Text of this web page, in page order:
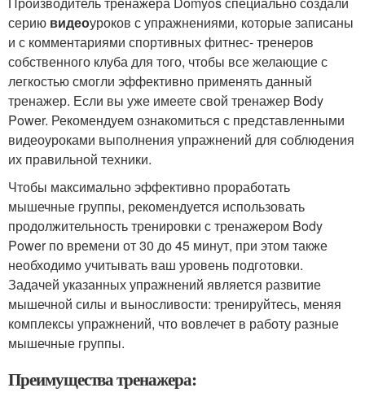
серию видеоуроков с упражнениями, которые записаны
и с комментариями спортивных фитнес- тренеров
собственного клуба для того, чтобы все желающие с
легкостью смогли эффективно применять данный
тренажер. Если вы уже имеете свой тренажер Body
Power. Рекомендуем ознакомиться с представленными
видеоуроками выполнения упражнений для соблюдения
их правильной техники.
Чтобы максимально эффективно проработать
мышечные группы, рекомендуется использовать
продолжительность тренировки с тренажером Body
Power по времени от 30 до 45 минут, при этом также
необходимо учитывать ваш уровень подготовки.
Задачей указанных упражнений является развитие
мышечной силы и выносливости: тренируйтесь, меняя
комплексы упражнений, что вовлечет в работу разные
мышечные группы.
Преимущества тренажера: